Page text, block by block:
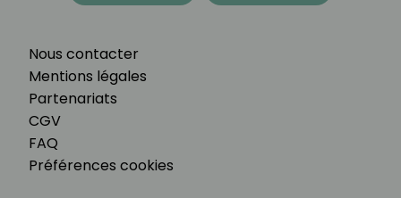
Nous contacter
Mentions légales
Partenariats
CGV
FAQ
Préférences cookies